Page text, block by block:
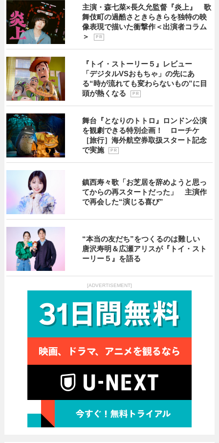
主演・森七菜×長久允監督『炎上』 歌
舞伎町の過酷さときらきらを独特の映
像表現で描いた衝撃作＜出演者コラム
＞
P R
『トイ・ストーリー５』レビュー
「デジタルVSおもちゃ」の先にあ
る“時が流れても変わらないもの”に目
頭が熱くなる
P R
舞台『となりのトトロ』ロンドン公演
を観劇できる特別企画！ ローチケ
［旅行］海外航空券取扱スタート記念
で実施
P R
鎮西寿々歌「お芝居を辞めようと思っ
てからの再スタートだった」 主演作
で再会した“演じる喜び”
“本当の友だち”をつくるのは難しい
唐沢寿明＆広瀬アリスが『トイ・スト
ーリー５』を語る
[ADVERTISEMENT]